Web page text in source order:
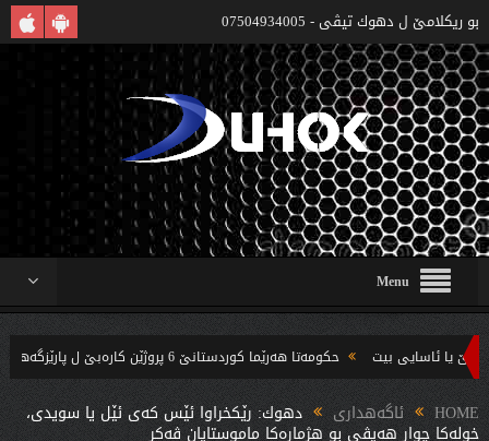
بو ريكلامێ ل دهوك تیڤی - 07504934005
Menu
حکومەتا هەرێما کوردستانێ 6 پروژێن کارەبێ ل پارێزگەها دهوکێ هنارتنه‌ قوناغا بجهئینانێ
چه‌ندین بریار ده‌رئێخستن
HOME ئاگەهداری دهوك: رێکخراوا ئێس كه‌ى ئێل یا سویدی،
خولەکا چوار هەیڤی بو هژماره‌كا ماموستایان ڤەکر